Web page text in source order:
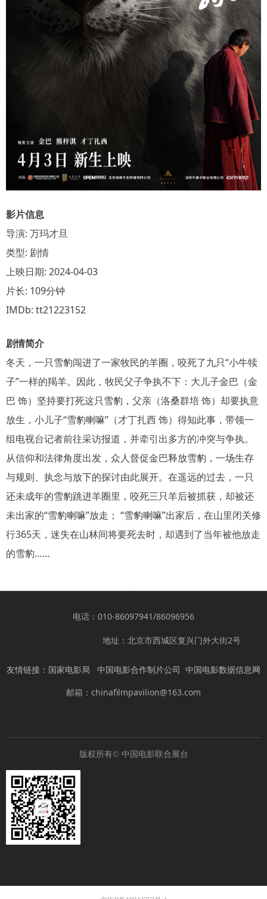
影片信息
导演: 万玛才旦
类型: 剧情
上映日期: 2024-04-03
片长: 109分钟
IMDb: tt21223152
剧情简介
冬天，一只雪豹闯进了一家牧民的羊圈，咬死了九只“小牛犊
子”一样的羯羊。因此，牧民父子争执不下：大儿子金巴（金
巴 饰）坚持要打死这只雪豹，父亲（洛桑群培 饰）却要执意
放生，小儿子“雪豹喇嘛”（才丁扎西 饰）得知此事，带领一
组电视台记者前往采访报道，并牵引出多方的冲突与争执。
从信仰和法律角度出发，众人督促金巴释放雪豹，一场生存
与规则、执念与放下的探讨由此展开。在遥远的过去，一只
还未成年的雪豹跳进羊圈里，咬死三只羊后被抓获，却被还
未出家的“雪豹喇嘛”放走； “雪豹喇嘛”出家后，在山里闭关修
行365天，迷失在山林间将要死去时，却遇到了当年被他放走
的雪豹……
版权所有© 中国电影联合展台
友情链接： 国家电影局 中国电影合作制片公司 中国电影数据信息网
电话：010-86097941/86096956
邮箱：chinafilmpavilion@163.com
地址：北京市西城区复兴门外大街2号